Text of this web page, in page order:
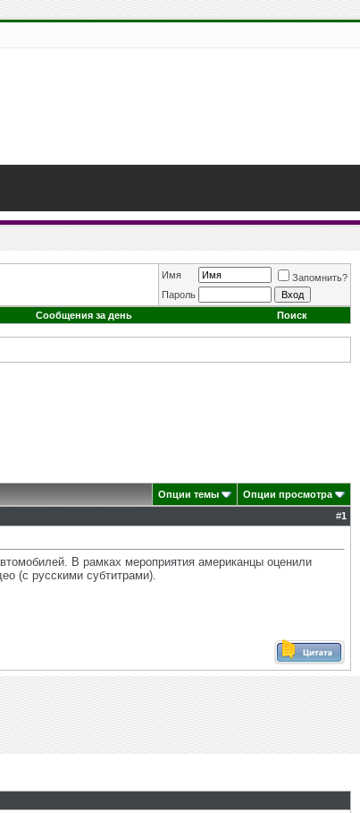
Имя
Запомнить?
Пароль
Сообщения за день Поиск
Опции темы
Опции просмотра
#1
В рамках мероприятия американцы оценили
(с русскими субтитрами).